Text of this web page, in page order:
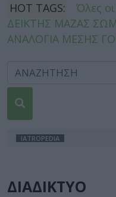
HOT TAGS:
Όλες οι
ΔΕΙΚΤΗΣ ΜΑΖΑΣ
ΑΝΑΛΟΓΙΑ ΜΕΣΗΣ
IATROPEDIA
ΔΙΑΔΙΚΤΥΟ